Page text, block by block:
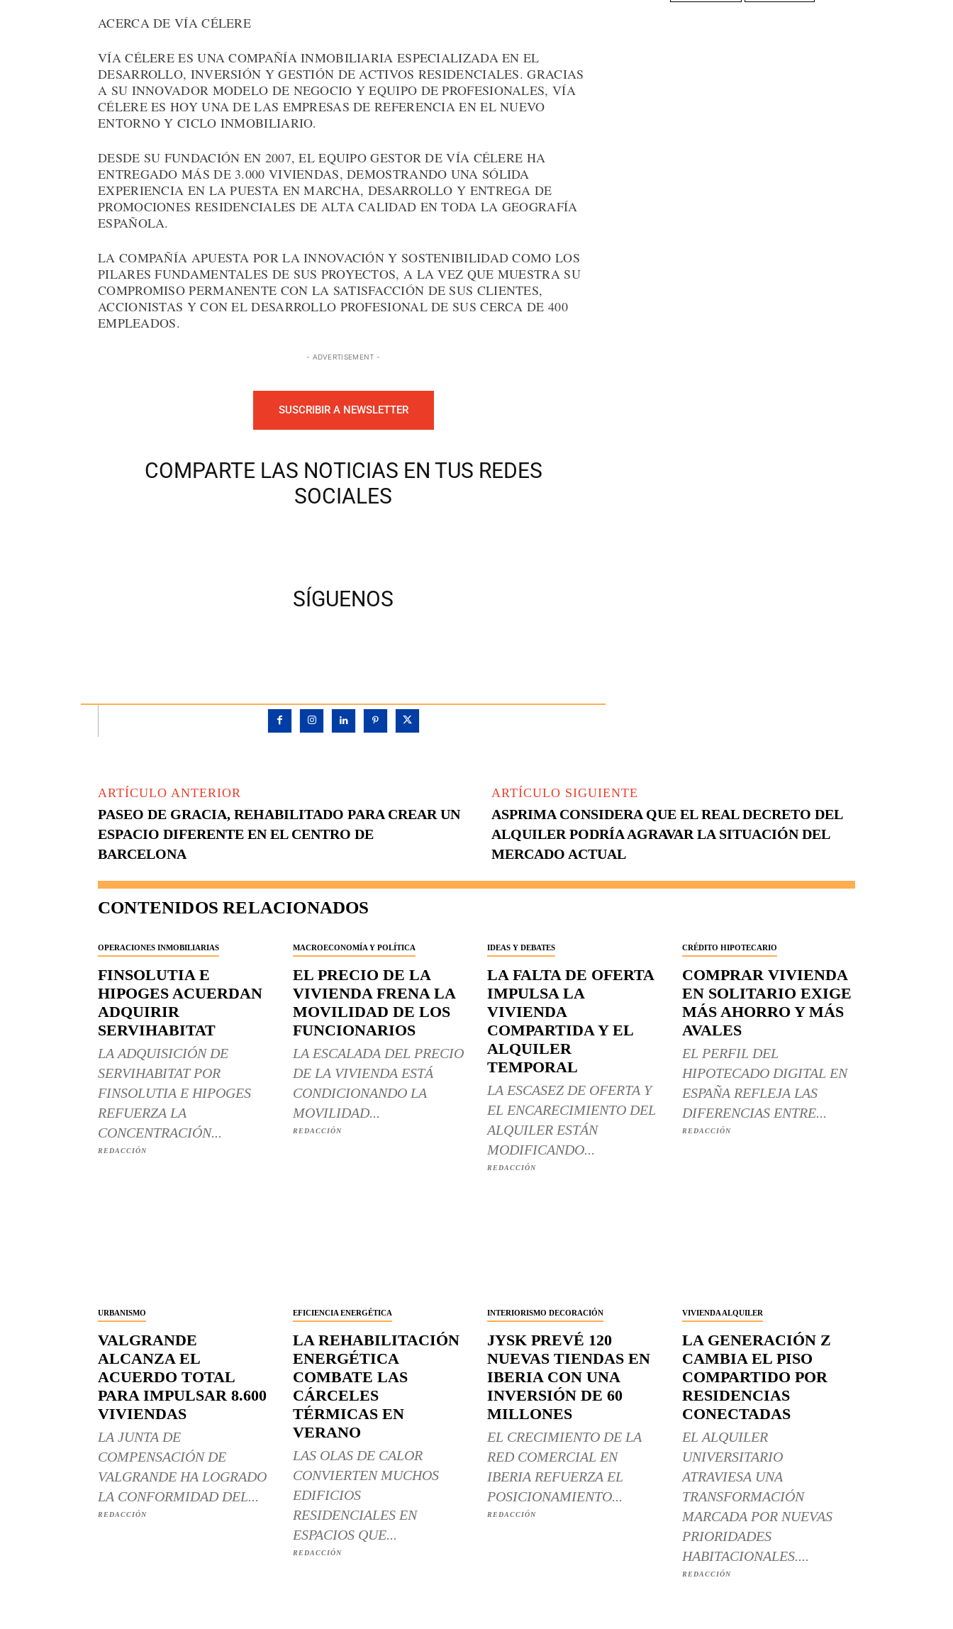
ACERCA DE VÍA CÉLERE
VÍA CÉLERE ES UNA COMPAÑÍA INMOBILIARIA ESPECIALIZADA EN EL
DESARROLLO, INVERSIÓN Y GESTIÓN DE ACTIVOS RESIDENCIALES. GRACIAS
A SU INNOVADOR MODELO DE NEGOCIO Y EQUIPO DE PROFESIONALES, VÍA
CÉLERE ES HOY UNA DE LAS EMPRESAS DE REFERENCIA EN EL NUEVO
ENTORNO Y CICLO INMOBILIARIO.
DESDE SU FUNDACIÓN EN 2007, EL EQUIPO GESTOR DE VÍA CÉLERE HA
ENTREGADO MÁS DE 3.000 VIVIENDAS, DEMOSTRANDO UNA SÓLIDA
EXPERIENCIA EN LA PUESTA EN MARCHA, DESARROLLO Y ENTREGA DE
PROMOCIONES RESIDENCIALES DE ALTA CALIDAD EN TODA LA GEOGRAFÍA
ESPAÑOLA.
LA COMPAÑÍA APUESTA POR LA INNOVACIÓN Y SOSTENIBILIDAD COMO LOS
PILARES FUNDAMENTALES DE SUS PROYECTOS, A LA VEZ QUE MUESTRA SU
COMPROMISO PERMANENTE CON LA SATISFACCIÓN DE SUS CLIENTES,
ACCIONISTAS Y CON EL DESARROLLO PROFESIONAL DE SUS CERCA DE 400
EMPLEADOS.
- ADVERTISEMENT -
SUSCRIBIR A NEWSLETTER
COMPARTE LAS NOTICIAS EN TUS REDES
SOCIALES
SÍGUENOS
ARTÍCULO ANTERIOR
PASEO DE GRACIA, REHABILITADO PARA CREAR UN
ESPACIO DIFERENTE EN EL CENTRO DE
BARCELONA
ARTÍCULO SIGUIENTE
ASPRIMA CONSIDERA QUE EL REAL DECRETO DEL
ALQUILER PODRÍA AGRAVAR LA SITUACIÓN DEL
MERCADO ACTUAL
CONTENIDOS RELACIONADOS
OPERACIONES INMOBILIARIAS
FINSOLUTIA E
HIPOGES ACUERDAN
ADQUIRIR
SERVIHABITAT
LA ADQUISICIÓN DE
SERVIHABITAT POR
FINSOLUTIA E HIPOGES
REFUERZA LA
CONCENTRACIÓN...
REDACCIÓN
MACROECONOMÍA Y POLÍTICA
EL PRECIO DE LA
VIVIENDA FRENA LA
MOVILIDAD DE LOS
FUNCIONARIOS
LA ESCALADA DEL PRECIO
DE LA VIVIENDA ESTÁ
CONDICIONANDO LA
MOVILIDAD...
REDACCIÓN
IDEAS Y DEBATES
LA FALTA DE OFERTA
IMPULSA LA
VIVIENDA
COMPARTIDA Y EL
ALQUILER
TEMPORAL
LA ESCASEZ DE OFERTA Y
EL ENCARECIMIENTO DEL
ALQUILER ESTÁN
MODIFICANDO...
REDACCIÓN
CRÉDITO HIPOTECARIO
COMPRAR VIVIENDA
EN SOLITARIO EXIGE
MÁS AHORRO Y MÁS
AVALES
EL PERFIL DEL
HIPOTECADO DIGITAL EN
ESPAÑA REFLEJA LAS
DIFERENCIAS ENTRE...
REDACCIÓN
URBANISMO
VALGRANDE
ALCANZA EL
ACUERDO TOTAL
PARA IMPULSAR 8.600
VIVIENDAS
LA JUNTA DE
COMPENSACIÓN DE
VALGRANDE HA LOGRADO
LA CONFORMIDAD DEL...
REDACCIÓN
EFICIENCIA ENERGÉTICA
LA REHABILITACIÓN
ENERGÉTICA
COMBATE LAS
CÁRCELES
TÉRMICAS EN
VERANO
LAS OLAS DE CALOR
CONVIERTEN MUCHOS
EDIFICIOS
RESIDENCIALES EN
ESPACIOS QUE...
REDACCIÓN
INTERIORISMO DECORACIÓN
JYSK PREVÉ 120
NUEVAS TIENDAS EN
IBERIA CON UNA
INVERSIÓN DE 60
MILLONES
EL CRECIMIENTO DE LA
RED COMERCIAL EN
IBERIA REFUERZA EL
POSICIONAMIENTO...
REDACCIÓN
VIVIENDA ALQUILER
LA GENERACIÓN Z
CAMBIA EL PISO
COMPARTIDO POR
RESIDENCIAS
CONECTADAS
EL ALQUILER
UNIVERSITARIO
ATRAVIESA UNA
TRANSFORMACIÓN
MARCADA POR NUEVAS
PRIORIDADES
HABITACIONALES....
REDACCIÓN